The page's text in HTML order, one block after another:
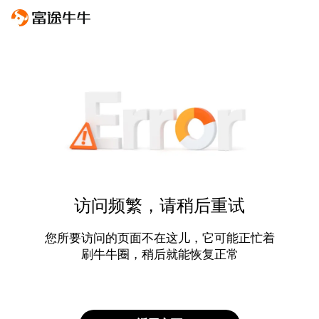
访问频繁，请稍后重试
您所要访问的页面不在这儿，它可能正忙着
刷牛牛圈，稍后就能恢复正常